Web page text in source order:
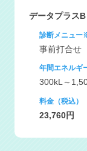
データプラスB
診断メニュー
事前打合せ
年間エネルギ
300kL～
料金（税込）
23,760円